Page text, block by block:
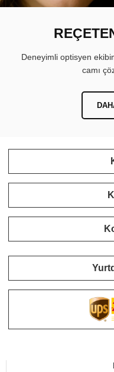
Deneyimli optisyen
camı